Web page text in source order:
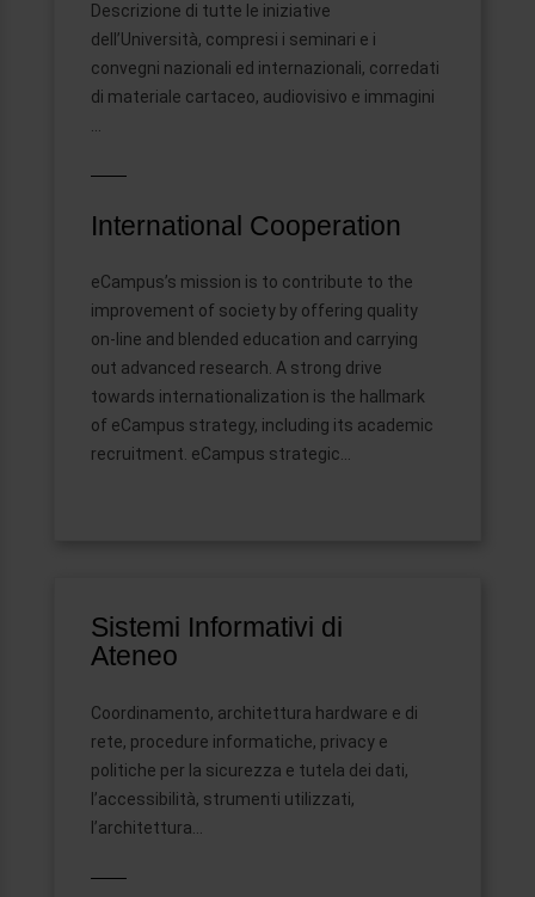
Descrizione di tutte le iniziative
dell’Università, compresi i seminari e i
convegni nazionali ed internazionali, corredati
di materiale cartaceo, audiovisivo e immagini
International Cooperation
eCampus’s mission is to contribute to the
improvement of society by offering quality
on-line and blended education and carrying
out advanced research. A strong drive
towards internationalization is the hallmark
of eCampus strategy, including its academic
recruitment. eCampus strategic...
Sistemi Informativi di
Ateneo
Coordinamento, architettura hardware e di
rete, procedure informatiche, privacy e
politiche per la sicurezza e tutela dei dati,
l’accessibilità, strumenti utilizzati,
l’architettura…